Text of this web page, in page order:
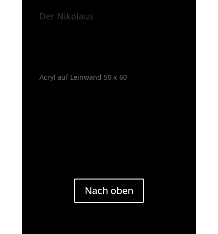
Der Nikolaus
Acryl auf Leinwand 50 x 60
Nach oben